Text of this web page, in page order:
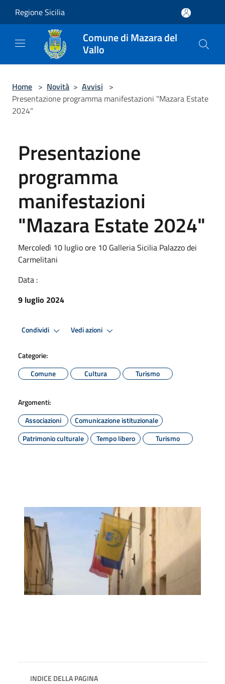
Regione Sicilia
Comune di Mazara del
Vallo
Home > Novità > Avvisi >
Presentazione programma manifestazioni "Mazara Estate
2024"
Presentazione
programma
manifestazioni
"Mazara Estate 2024"
Mercoledì 10 luglio ore 10 Galleria Sicilia Palazzo dei
Carmelitani
Data :
9 luglio 2024
Condividi Vedi azioni
Categorie:
Comune
Cultura Turismo
Argomenti:
Associazioni
Comunicazione istituzionale
Patrimonio culturale
Tempo libero Turismo
INDICE DELLA PAGINA